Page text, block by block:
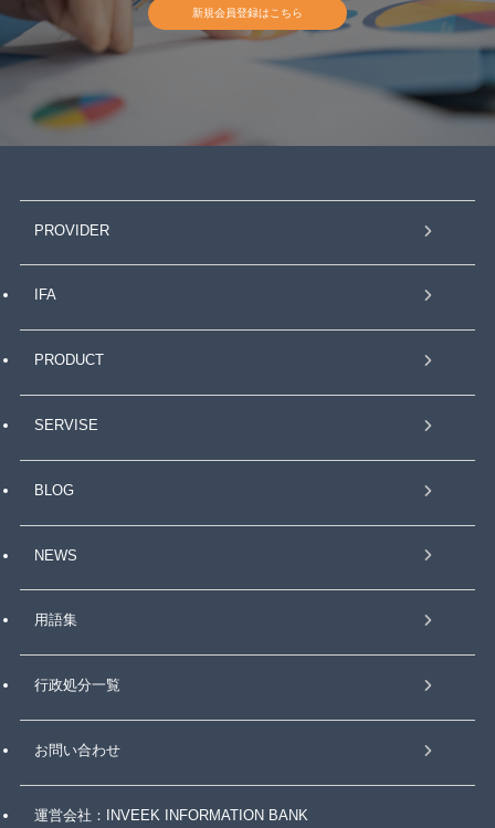
新規会員登録はこちら
PROVIDER
IFA
PRODUCT
SERVISE
BLOG
NEWS
用語集
行政処分一覧
お問い合わせ
運営会社：INVEEK INFORMATION BANK